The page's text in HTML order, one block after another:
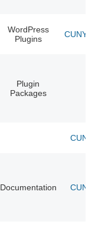
WordPress
Plugins
CUNY
Plugin
Packages
Documentation